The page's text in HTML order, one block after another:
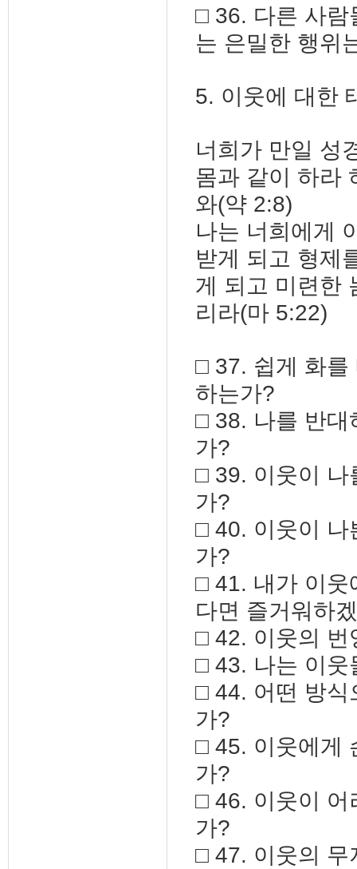
□ 36. 다른 사람
는 은밀한 행위
5. 이웃에 대한
너희가 만일 성
몸과 같이 하라
와(약 2:8)
나는 너희에게
받게 되고 형제
게 되고 미련한
리라(마 5:22)
□ 37. 쉽게 화를
하는가?
□ 38. 나를 반대
가?
□ 39. 이웃이 나
가?
□ 40. 이웃이 나
가?
□ 41. 내가 이웃
다면 즐거워하
□ 42. 이웃의 번
□ 43. 나는 이웃
□ 44. 어떤 방식
가?
□ 45. 이웃에게
가?
□ 46. 이웃이 어
가?
□ 47. 이웃의 무